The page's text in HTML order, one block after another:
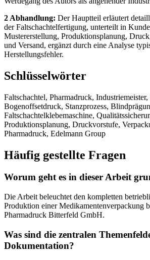
2 Abhandlung: Der Hauptteil erläutert
der Faltschachtelfertigung, unterteilt in
Mustererstellung, Produktionsplanung,
und Versand, ergänzt durch eine Analyse
Herstellungsfehler.
Schlüsselwörter
Faltschachtel, Pharmadruck,
Bogenoffsetdruck, Stanzprozess,
Faltschachtelklebemaschine,
Produktionsplanung, Druckvorstufe,
Pharmadruck, Edelmann Group
Häufig gestellte Fragen
Worum geht es in dieser Arbeit
Die Arbeit beleuchtet den kompletten
Produktion einer Medikamentenverpackung
Pharmadruck Bitterfeld GmbH.
Was sind die zentralen
Dokumentation?